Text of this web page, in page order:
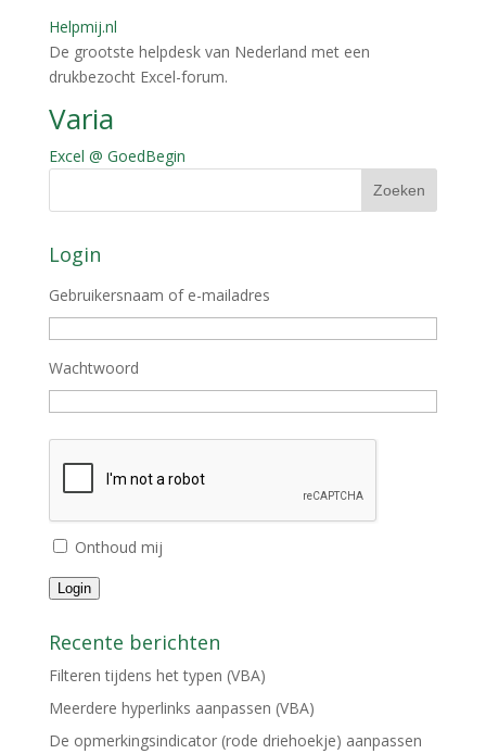
Helpmij.nl
De grootste helpdesk van Nederland met een
drukbezocht Excel-forum.
Varia
Excel @ GoedBegin
Login
Gebruikersnaam of e-mailadres
Wachtwoord
Onthoud mij
Login
Recente berichten
Filteren tijdens het typen (VBA)
Meerdere hyperlinks aanpassen (VBA)
De opmerkingsindicator (rode driehoekje) aanpassen